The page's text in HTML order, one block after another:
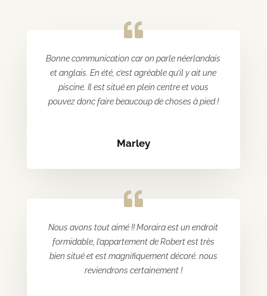
Bonne communication car on parle néerlandais
et anglais. En été, c’est agréable qu’il y ait une
piscine. Il est situé en plein centre et vous
pouvez donc faire beaucoup de choses à pied !
Marley
Nous avons tout aimé !! Moraira est un endroit
formidable, l’appartement de Robert est très
bien situé et est magnifiquement décoré. nous
reviendrons certainement !